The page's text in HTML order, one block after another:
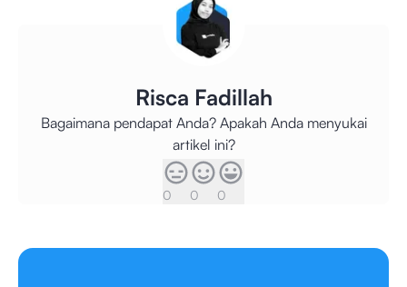
Risca Fadillah
Bagaimana pendapat Anda? Apakah Anda menyukai
artikel ini?
0 0 0